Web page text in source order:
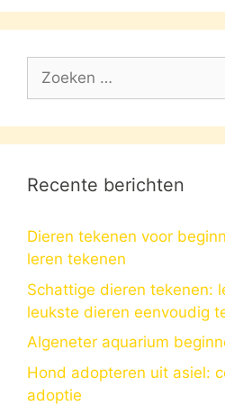
Zoek
Recente berichten
Dieren tekenen voor
leren tekenen
Schattige dieren tekenen:
leukste dieren eenvoudig
Algeneter aquarium
Hond adopteren uit asiel:
adoptie